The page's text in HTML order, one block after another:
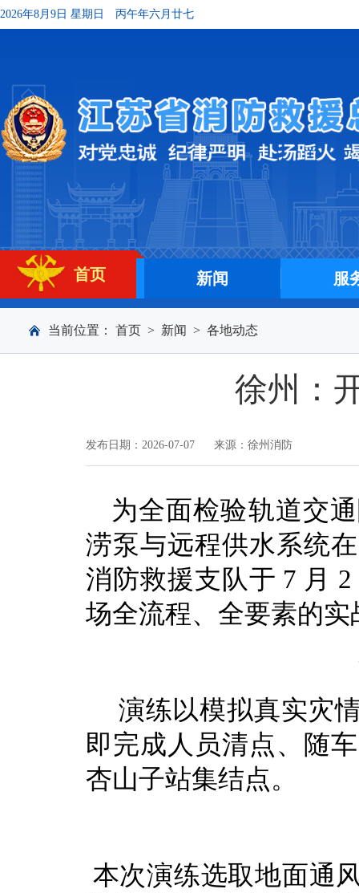
2026年8月9日 星期日 丙午年六月廿七
首页 新闻 服
当前位置： 首页 > 新闻 > 各地动态
徐州：
发布日期：2026-07-07 来源：徐州消防
为全面检验轨道交
涝泵与远程供水系统
消防救援支队于 7 月
场全流程、全要素的
演练以模拟真实灾
即完成人员清点、随
杏山子站集结点。
本次演练选取地面通